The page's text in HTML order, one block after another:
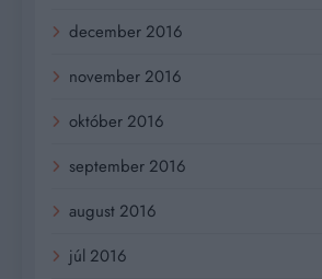
december 2016
november 2016
október 2016
september 2016
august 2016
júl 2016